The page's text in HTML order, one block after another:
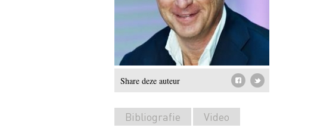
Share deze auteur
Bibliografie Video